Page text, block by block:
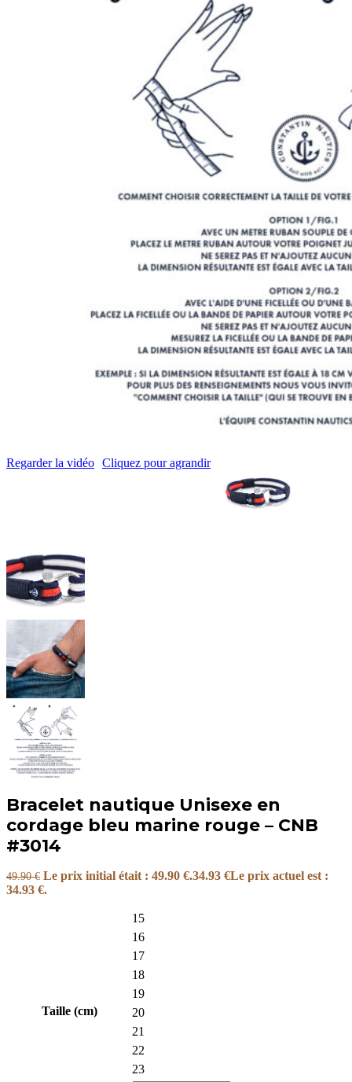
Regarder la vidéo Cliquez pour agrandir
Bracelet nautique Unisexe en
cordage bleu marine rouge – CNB
#3014
49.90€ Le prix initial était : 49.90 €.34.93 €Le prix actuel est :
34.93 €.
Taille (cm)
15
16
17
18
19
20
21
22
23